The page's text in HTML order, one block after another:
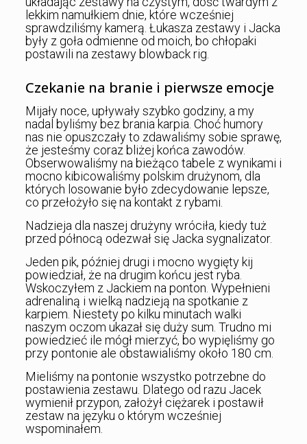
lekkim namułkiem dnie, które wcześniej
sprawdziliśmy kamerą. Łukasza zestawy i Jacka
były z goła odmienne od moich, bo chłopaki
postawili na zestawy blowback rig.
Czekanie na branie i pierwsze emocje
Mijały noce, upływały szybko godziny, a my
nadal byliśmy bez brania karpia. Choć humory
nas nie opuszczały to zdawaliśmy sobie sprawę,
że jesteśmy coraz bliżej końca zawodów.
Obserwowaliśmy na bieżąco tabele z wynikami i
mocno kibicowaliśmy polskim drużynom, dla
których losowanie było zdecydowanie lepsze,
co przełożyło się na kontakt z rybami.
Nadzieja dla naszej drużyny wróciła, kiedy tuż
przed północą odezwał się Jacka sygnalizator.
Jeden pik, później drugi i mocno wygięty kij
powiedział, że na drugim końcu jest ryba.
Wskoczyłem z Jackiem na ponton. Wypełnieni
adrenaliną i wielką nadzieją na spotkanie z
karpiem. Niestety po kilku minutach walki
naszym oczom ukazał się duży sum. Trudno mi
powiedzieć ile mógł mierzyć, bo wypięliśmy go
przy pontonie ale obstawialiśmy około 180 cm.
Mieliśmy na pontonie wszystko potrzebne do
postawienia zestawu. Dlatego od razu Jacek
wymienił przypon, założył ciężarek i postawił
zestaw na języku o którym wcześniej
wspominałem.